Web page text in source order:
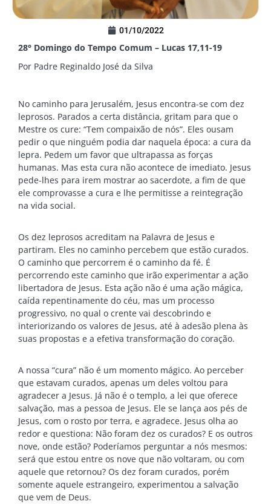
01/10/2022
28° Domingo do Tempo Comum – Lucas 17,11-19
Por Padre Reginaldo José da Silva
No caminho para Jerusalém, Jesus encontra-se com dez
leprosos. Parados a certa distância, gritam para que o
Mestre os cure: “Tem compaixão de nós”. Eles ousam
pedir o que ninguém podia dar naquela época: a cura da
lepra. Pedem um favor que ultrapassa as forças
humanas. Mas esta cura não acontece de imediato. Jesus
pede-lhes para irem mostrar ao sacerdote, a fim de que
ele comprovasse a cura e lhe permitisse a reintegração
na vida social.
Os dez leprosos acreditam na Palavra de Jesus e
partiram. Eles no caminho percebem que estão curados.
O caminho que percorrem é o caminho da fé. É
percorrendo este caminho que irão experimentar a ação
libertadora de Jesus. Esta ação não é uma ação mágica,
caída repentinamente do céu, mas um processo
progressivo, no qual o crente vai descobrindo e
interiorizando os valores de Jesus, até à adesão plena às
suas propostas e a efetiva transformação do coração.
A nossa “cura” não é um momento mágico. Ao perceber
que estavam curados, apenas um deles voltou para
agradecer a Jesus. Já não é o templo, a lei que oferece
salvação, mas a pessoa de Jesus. Ele se lança aos pés de
Jesus, com o rosto por terra, e agradece. Jesus olha ao
redor e questiona: Não foram dez os curados? E os outros
nove, onde estão? Poderíamos perguntar a nós mesmos:
será que estou entre os nove que não voltaram, ou com
aquele que retornou? Os dez foram curados, porém
somente aquele estrangeiro, experimentou a salvação
que vem de Deus.